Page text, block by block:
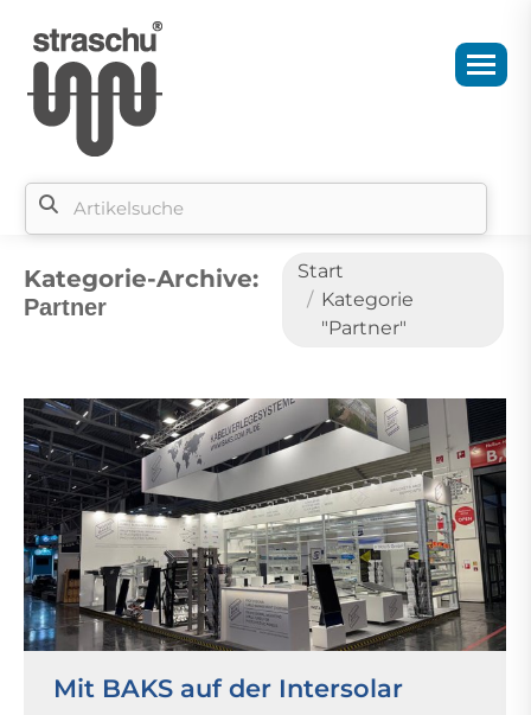
Kategorie-Archive:
Partner
Sie befinden sich hier:
Start
Kategorie
"Partner"
Mit BAKS auf der Intersolar